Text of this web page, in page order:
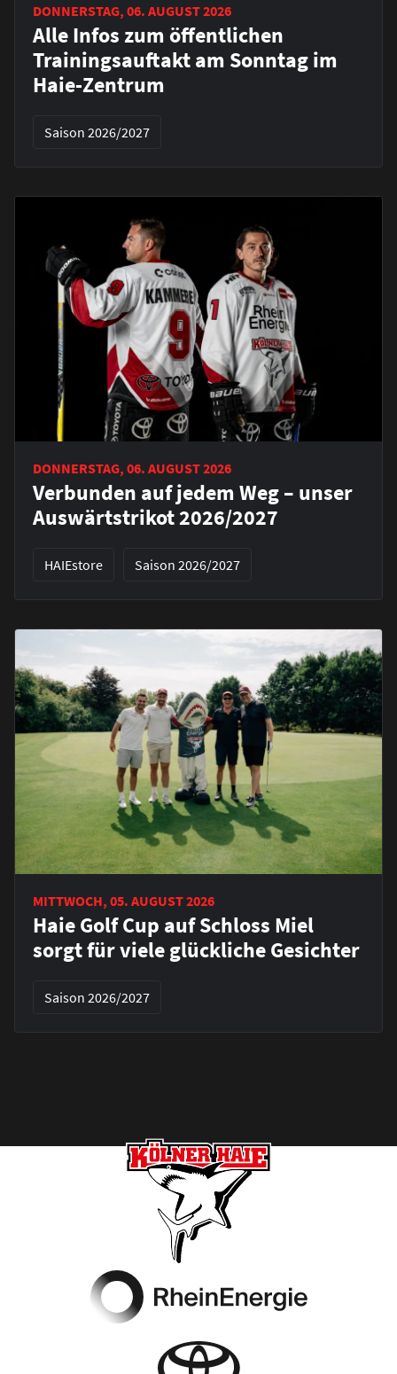
DONNERSTAG, 06. AUGUST 2026
Alle Infos zum öffentlichen
Trainingsauftakt am Sonntag im
Haie-Zentrum
Saison 2026/2027
DONNERSTAG, 06. AUGUST 2026
Verbunden auf jedem Weg – unser
Auswärtstrikot 2026/2027
HAIEstore Saison 2026/2027
MITTWOCH, 05. AUGUST 2026
Haie Golf Cup auf Schloss Miel
sorgt für viele glückliche Gesichter
Saison 2026/2027